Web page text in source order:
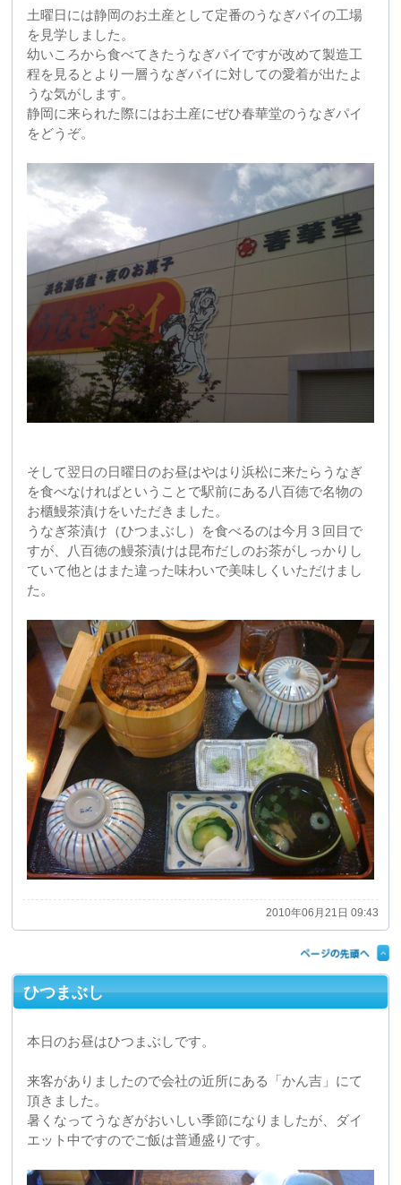
そして翌日の日曜日のお昼はやはり浜松に来たらうなぎ
を食べなければということで駅前にある八百徳で名物の
お櫃鰻茶漬けをいただきました。
うなぎ茶漬け（ひつまぶし）を食べるのは今月３回目で
すが、八百徳の鰻茶漬けは昆布だしのお茶がしっかりし
ていて他とはまた違った味わいで美味しくいただけまし
た。
2010年06月21日 09:43
ひつまぶし
本日のお昼はひつまぶしです。
来客がありましたので会社の近所にある「かん吉」にて
頂きました。
暑くなってうなぎがおいしい季節になりましたが、ダイ
エット中ですのでご飯は普通盛りです。